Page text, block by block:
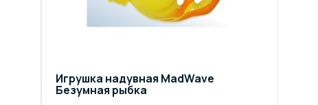
Игрушка надувная MadWave
Безумная рыбка